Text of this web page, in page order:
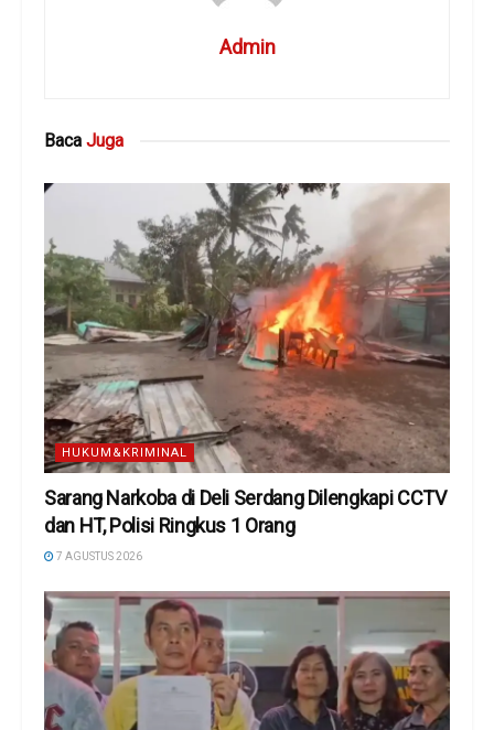
Admin
Baca Juga
HUKUM&KRIMINAL
Sarang Narkoba di Deli Serdang Dilengkapi CCTV
dan HT, Polisi Ringkus 1 Orang
7 AGUSTUS 2026